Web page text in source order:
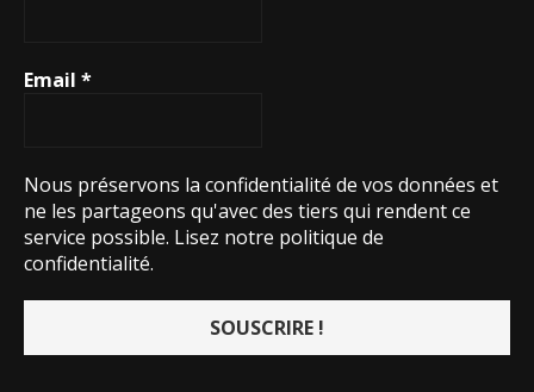
Email *
Nous préservons la confidentialité de vos données et
ne les partageons qu'avec des tiers qui rendent ce
service possible. Lisez notre politique de
confidentialité.